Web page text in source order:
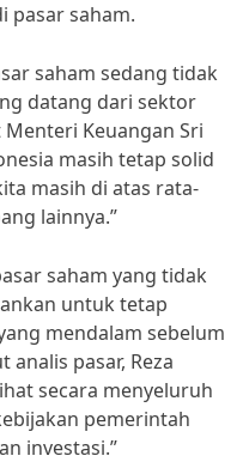
pasar saham.
saham sedang tidak
datang dari sektor
Keuangan Sri
masih tetap solid
masih di atas rata-
lainnya.”
saham yang tidak
untuk tetap
mendalam sebelum
pasar, Reza
secara menyeluruh
pemerintah
investasi.”